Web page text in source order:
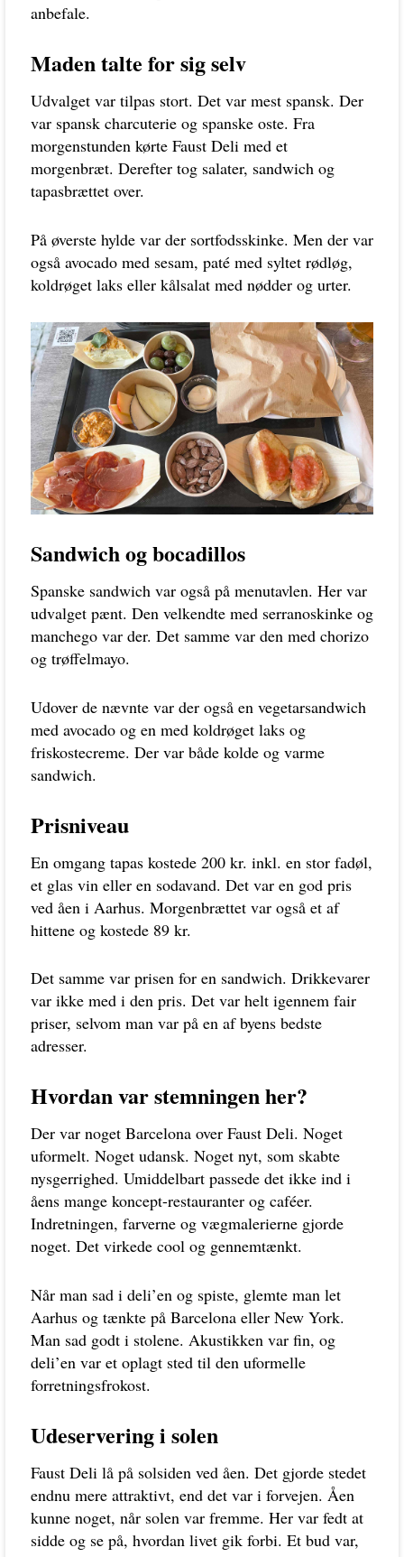
anbefale.
Maden talte for sig selv
Udvalget var tilpas stort. Det var mest spansk. Der
var spansk charcuterie og spanske oste. Fra
morgenstunden kørte Faust Deli med et
morgenbræt. Derefter tog salater, sandwich og
tapasbrættet over.
På øverste hylde var der sortfodsskinke. Men der var
også avocado med sesam, paté med syltet rødløg,
koldrøget laks eller kålsalat med nødder og urter.
Sandwich og bocadillos
Spanske sandwich var også på menutavlen. Her var
udvalget pænt. Den velkendte med serranoskinke og
manchego var der. Det samme var den med chorizo
og trøffelmayo.
Udover de nævnte var der også en vegetarsandwich
med avocado og en med koldrøget laks og
friskostecreme. Der var både kolde og varme
sandwich.
Prisniveau
En omgang tapas kostede 200 kr. inkl. en stor fadøl,
et glas vin eller en sodavand. Det var en god pris
ved åen i Aarhus. Morgenbrættet var også et af
hittene og kostede 89 kr.
Det samme var prisen for en sandwich. Drikkevarer
var ikke med i den pris. Det var helt igennem fair
priser, selvom man var på en af byens bedste
adresser.
Hvordan var stemningen her?
Der var noget Barcelona over Faust Deli. Noget
uformelt. Noget udansk. Noget nyt, som skabte
nysgerrighed. Umiddelbart passede det ikke ind i
åens mange koncept-restauranter og caféer.
Indretningen, farverne og vægmalerierne gjorde
noget. Det virkede cool og gennemtænkt.
Når man sad i deli’en og spiste, glemte man let
Aarhus og tænkte på Barcelona eller New York.
Man sad godt i stolene. Akustikken var fin, og
deli’en var et oplagt sted til den uformelle
forretningsfrokost.
Udeservering i solen
Faust Deli lå på solsiden ved åen. Det gjorde stedet
endnu mere attraktivt, end det var i forvejen. Åen
kunne noget, når solen var fremme. Her var fedt at
sidde og se på, hvordan livet gik forbi. Et bud var,